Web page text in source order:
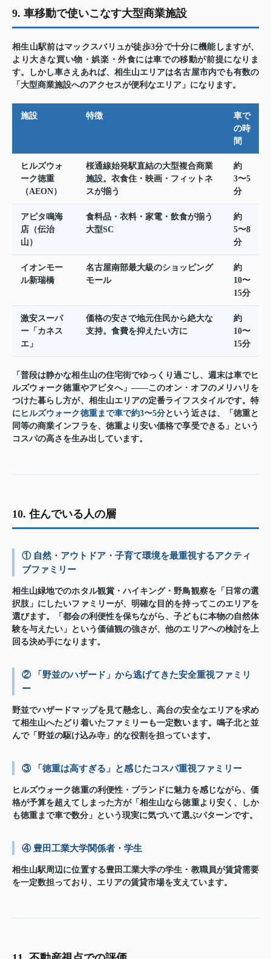
9. 車移動で使いこなす大型商業施設
相生山駅前はマックスバリュが徒歩3分で十分に機能しますが、
より大きな買い物・娯楽・外食には車での移動が前提になりま
す。しかし車さえあれば、相生山エリアは名古屋市内でも有数の
「大型商業施設へのアクセスが便利なエリア」になります。
施設 特徴
車で
の時
間
ヒルズウォ
ーク徳重
（AEON）
桜通線始発駅直結の大型複合商業
施設。衣食住・映画・フィットネ
スが揃う
約
3〜5
分
アピタ鳴海
店（伝治
山）
食料品・衣料・家電・飲食が揃う
大型SC
約
5〜8
分
イオンモー
ル新瑞橋
名古屋南部最大級のショッピング
モール
約
10〜
15分
激安スーパ
ー「カネス
エ」
価格の安さで地元住民から絶大な
支持。食費を抑えたい方に
約
10〜
15分
「普段は静かな相生山の住宅街でゆっくり過ごし、週末は車でヒ
ルズウォーク徳重やアピタへ」——このオン・オフのメリハリを
つけた暮らし方が、相生山エリアの定番ライフスタイルです。特
に ヒルズウォーク徳重まで車で約3〜5分という近さは、「徳重と
同等の商業インフラを、徳重より安い価格で享受できる」という
コスパの高さを生み出しています。
10. 住んでいる人の層
① 自然・アウトドア・子育て環境を最重視するアクティ
ブファミリー
相生山緑地でのホタル観賞・ハイキング・野鳥観察を「日常の選
択肢」にしたいファミリーが、明確な目的を持ってこのエリアを
選びます。「都会の利便性を保ちながら、子どもに本物の自然体
験を与えたい」という価値観の強さが、他のエリアへの検討を上
回る決め手になります。
② 「野並のハザード」から逃げてきた安全重視ファミリ
ー
野並でハザードマップを見て懸念し、高台の安全なエリアを求め
て相生山へたどり着いたファミリーも一定数います。鳴子北と並
んで「野並の駆け込み寺」的な役割を担っています。
③ 「徳重は高すぎる」と感じたコスパ重視ファミリー
ヒルズウォーク徳重の利便性・ブランドに魅力を感じながら、価
格が予算を超えてしまった方が「相生山なら徳重より安く、しか
も徳重まで車で数分」という現実に気づいて選ぶパターンです。
④ 豊田工業大学関係者・学生
相生山駅周辺に位置する豊田工業大学の学生・教職員が賃貸需要
を一定数担っており、エリアの賃貸市場を支えています。